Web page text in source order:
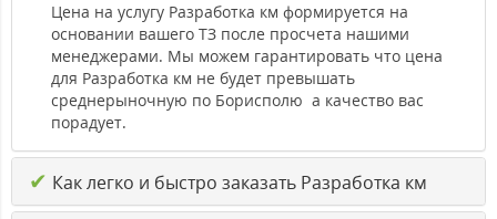
Цена на услугу Разработка км формируется на
основании вашего ТЗ после просчета нашими
менеджерами. Мы можем гарантировать что цена
для Разработка км не будет превышать
среднерыночную по Борисполю а качество вас
порадует.
✔ Как легко и быстро заказать Разработка км